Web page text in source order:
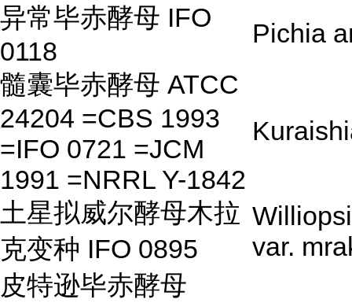
异常毕赤酵母 IFO
0118
Pichia
髓囊毕赤酵母 ATCC
24204 =CBS 1993
=IFO 0721 =JCM
1991 =NRRL Y-1842
土星拟威尔酵母木拉
克变种 IFO 0895
var.
皮特逊毕赤酵母